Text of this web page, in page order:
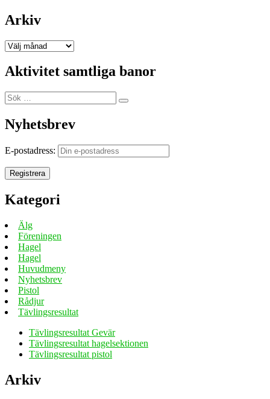
Arkiv
Arkiv
Aktivitet samtliga banor
Sök
efter:
Sök
Nyhetsbrev
E-postadress:
Kategori
Älg
Föreningen
Hagel
Hagel
Huvudmeny
Nyhetsbrev
Pistol
Rådjur
Tävlingsresultat
Tävlingsresultat Gevär
Tävlingsresultat hagelsektionen
Tävlingsresultat pistol
Arkiv